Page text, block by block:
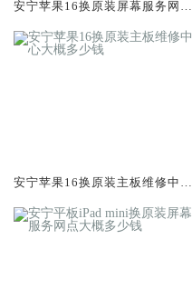
安宁苹果16换原装屏幕服务网点
安宁苹果16换原装主板维修中心